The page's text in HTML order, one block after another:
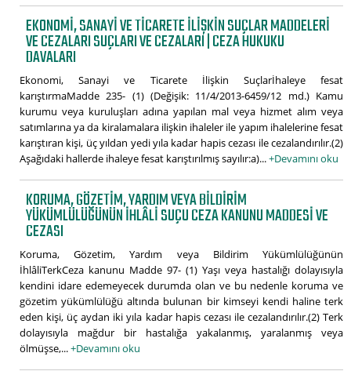
EKONOMI, SANAYI VE TICARETE İLIŞKIN SUÇLAR MADDELERI
VE CEZALARI SUÇLARI VE CEZALARI | CEZA HUKUKU
DAVALARI
Ekonomi, Sanayi ve Ticarete İlişkin Suçlarİhaleye fesat
karıştırmaMadde 235- (1) (Değişik: 11/4/2013-6459/12 md.) Kamu
kurumu veya kuruluşları adına yapılan mal veya hizmet alım veya
satımlarına ya da kiralamalara ilişkin ihaleler ile yapım ihalelerine fesat
karıştıran kişi, üç yıldan yedi yıla kadar hapis cezası ile cezalandırılır.(2)
Aşağıdaki hallerde ihaleye fesat karıştırılmış sayılır:a)...+Devamını oku
KORUMA, GÖZETIM, YARDIM VEYA BILDIRIM
YÜKÜMLÜLÜĞÜNÜN İHLÂLI SUÇU CEZA KANUNU MADDESI VE
CEZASI
Koruma, Gözetim, Yardım veya Bildirim Yükümlülüğünün
İhlâliTerkCeza kanunu Madde 97- (1) Yaşı veya hastalığı dolayısıyla
kendini idare edemeyecek durumda olan ve bu nedenle koruma ve
gözetim yükümlülüğü altında bulunan bir kimseyi kendi haline terk
eden kişi, üç aydan iki yıla kadar hapis cezası ile cezalandırılır.(2) Terk
dolayısıyla mağdur bir hastalığa yakalanmış, yaralanmış veya
ölmüşse,...+Devamını oku